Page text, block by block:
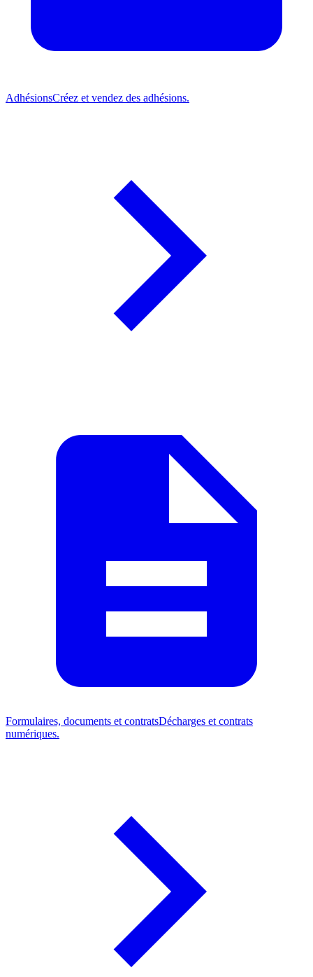
AdhésionsCréez et vendez des adhésions.
Formulaires, documents et contratsDécharges et contrats
numériques.